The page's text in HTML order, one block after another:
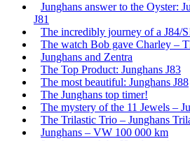
Junghans answer to the Oyster:
J81
The incredibly journey of a J84/
The watch Bob gave Charley –
Junghans and Zentra
The Top Product: Junghans J83
The most beautiful: Junghans J88
The Junghans top timer!
The mystery of the 11 Jewels –
The Trilastic Trio – Junghans
Junghans – VW 100 000 km